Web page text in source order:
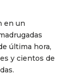
en un
última hora,
y cientos de